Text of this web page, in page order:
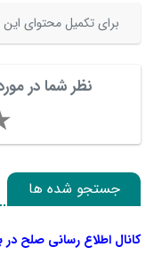
برای تکمیل محتوای
نظر شما در
جستجو شده ها
کانال اطلاع رسانی صلح در